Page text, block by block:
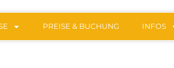
PREISE & BUCHUNG INFOS